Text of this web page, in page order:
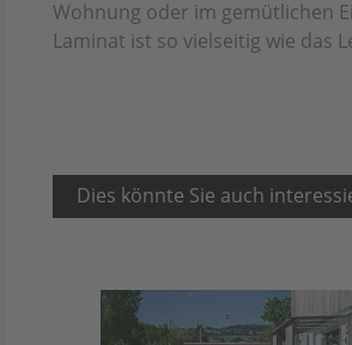
Wohnung oder im gemütlichen
Laminat ist so vielseitig wie das
Dies könnte Sie auch